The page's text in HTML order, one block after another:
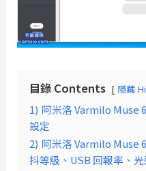
目錄 Contents 隱藏
1) 阿米洛 Varmilo Muse
設定
2) 阿米洛 Varmilo Muse
抖等級、USB 回報率、